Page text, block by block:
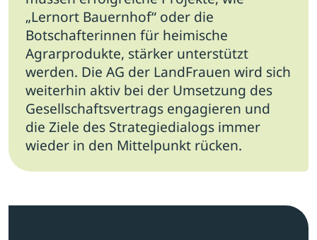
„Lernort Bauernhof“ oder die
Botschafterinnen für heimische
Agrarprodukte, stärker unterstützt
werden. Die AG der LandFrauen wird sich
weiterhin aktiv bei der Umsetzung des
Gesellschaftsvertrags engagieren und
die Ziele des Strategiedialogs immer
wieder in den Mittelpunkt rücken.